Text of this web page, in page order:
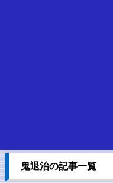
鬼退治の記事一覧